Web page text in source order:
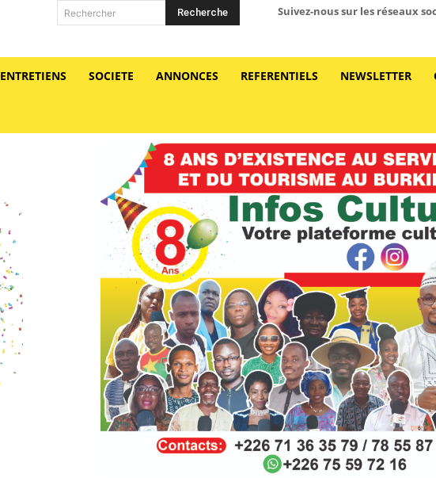
Rechercher Recherche Suivez-nous sur les réseaux
ENTRETIENS SOCIETE ANNONCES REFERENTIELS NEWSLETTER